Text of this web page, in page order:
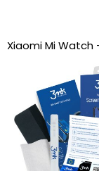
Xiaomi Mi